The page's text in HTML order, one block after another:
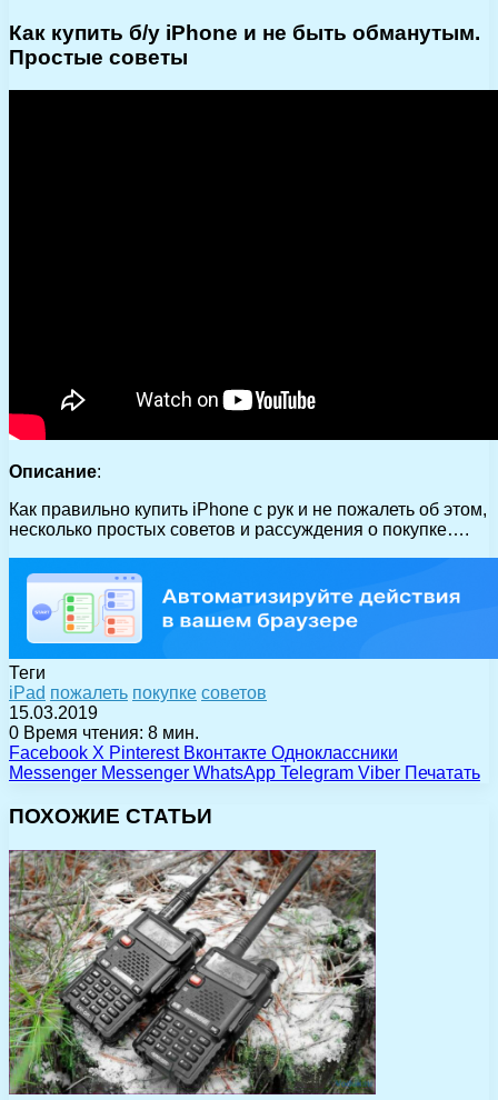
Как купить б/у iPhone и не быть обманутым.
Простые советы
Описание:
Как правильно купить iPhone с рук и не пожалеть об этом,
несколько простых советов и рассуждения о покупке….
Теги
iPad пожалеть покупке советов
15.03.2019
0 Время чтения: 8 мин.
Facebook X Pinterest Вконтакте Одноклассники
Messenger Messenger WhatsApp Telegram Viber Печатать
ПОХОЖИЕ СТАТЬИ